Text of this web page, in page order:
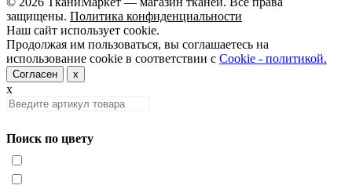
защищены. Политика конфиденциальности
Наш сайт использует cookie.
Продолжая им пользоваться, вы соглашаетесь на
использование cookie в соответствии с Cookie - политикой.
Согласен x
x
Поиск по цвету